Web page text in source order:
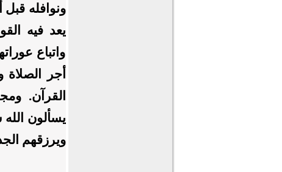
ونوافله
يعد فيه
واتباع
أجر الصلاة
القرآن.
يسألون
ويرزقهم